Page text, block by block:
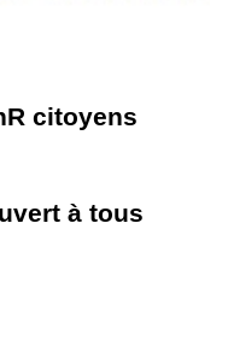
citoyens
à tous